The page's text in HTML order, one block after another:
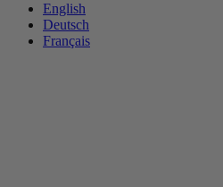
English
Deutsch
Français